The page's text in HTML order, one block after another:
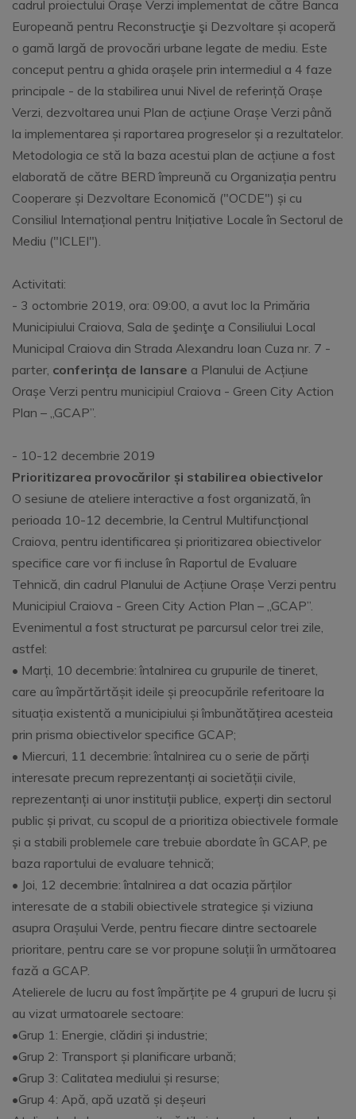
cadrul proiectului Orașe Verzi implementat de către Banca
Europeană pentru Reconstrucţie şi Dezvoltare și acoperă
o gamă largă de provocări urbane legate de mediu. Este
conceput pentru a ghida orașele prin intermediul a 4 faze
principale - de la stabilirea unui Nivel de referință Orașe
Verzi, dezvoltarea unui Plan de acțiune Orașe Verzi până
la implementarea și raportarea progreselor și a rezultatelor.
Metodologia ce stă la baza acestui plan de acțiune a fost
elaborată de către BERD împreună cu Organizația pentru
Cooperare și Dezvoltare Economică ("OCDE") și cu
Consiliul Internațional pentru Inițiative Locale în Sectorul de
Mediu ("ICLEI").
Activitati:
- 3 octombrie 2019, ora: 09:00, a avut loc la Primăria
Municipiului Craiova, Sala de şedinţe a Consiliului Local
Municipal Craiova din Strada Alexandru Ioan Cuza nr. 7 -
parter, conferința de lansare a Planului de Acțiune
Orașe Verzi pentru municipiul Craiova - Green City Action
Plan – „GCAP”.
- 10-12 decembrie 2019
Prioritizarea provocărilor și stabilirea obiectivelor
O sesiune de ateliere interactive a fost organizată, în
perioada 10-12 decembrie, la Centrul Multifuncțional
Craiova, pentru identificarea și prioritizarea obiectivelor
specifice care vor fi incluse în Raportul de Evaluare
Tehnică, din cadrul Planului de Acțiune Orașe Verzi pentru
Municipiul Craiova - Green City Action Plan – „GCAP”.
Evenimentul a fost structurat pe parcursul celor trei zile,
astfel:
• Marți, 10 decembrie: întalnirea cu grupurile de tineret,
care au împărtărtășit ideile și preocupările referitoare la
situația existentă a municipiului și îmbunătățirea acesteia
prin prisma obiectivelor specifice GCAP;
• Miercuri, 11 decembrie: întalnirea cu o serie de părți
interesate precum reprezentanți ai societății civile,
reprezentanți ai unor instituții publice, experți din sectorul
public și privat, cu scopul de a prioritiza obiectivele formale
și a stabili problemele care trebuie abordate în GCAP, pe
baza raportului de evaluare tehnică;
• Joi, 12 decembrie: întalnirea a dat ocazia părților
interesate de a stabili obiectivele strategice și viziuna
asupra Orașului Verde, pentru fiecare dintre sectoarele
prioritare, pentru care se vor propune soluții în următoarea
fază a GCAP.
Atelierele de lucru au fost împărțite pe 4 grupuri de lucru și
au vizat urmatoarele sectoare:
•Grup 1: Energie, clădiri și industrie;
•Grup 2: Transport și planificare urbană;
•Grup 3: Calitatea mediului și resurse;
•Grup 4: Apă, apă uzată și deșeuri